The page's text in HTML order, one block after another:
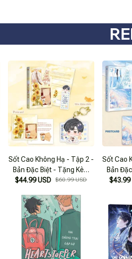
Sốt Cao Không Hạ - Tập 2 -
Bản Đặc Biệt - Tặng Kèm
Bookmark + Postcard +
$44.99 USD $60.99 USD
Sốt Cao
Bản
$43.99